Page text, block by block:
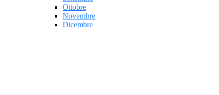
Ottobre
Novembre
Dicembre